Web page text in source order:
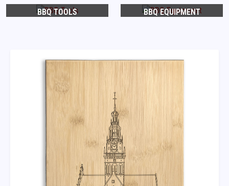
BBQ TOOLS BBQ EQUIPMENT